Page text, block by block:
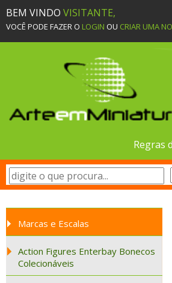
BEM VINDO VISITANTE,
VOCÊ PODE FAZER O LOGIN OU CRIAR UMA
Regras
Marcas e Escalas
Action Figures Enterbay Bonecos
Colecionáveis